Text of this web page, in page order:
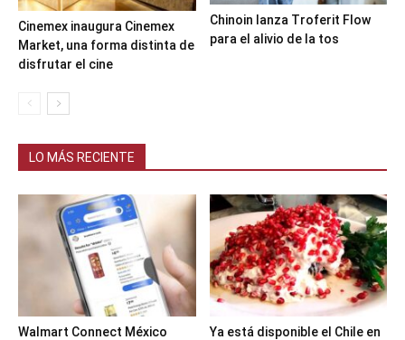
Cinemex inaugura Cinemex
Market, una forma distinta de
disfrutar el cine
Chinoin lanza Troferit Flow
para el alivio de la tos
LO MÁS RECIENTE
Walmart Connect México
Ya está disponible el Chile en